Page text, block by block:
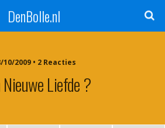
DenBolle.nl
10/2009 • 2 Reacties
Liefde ?